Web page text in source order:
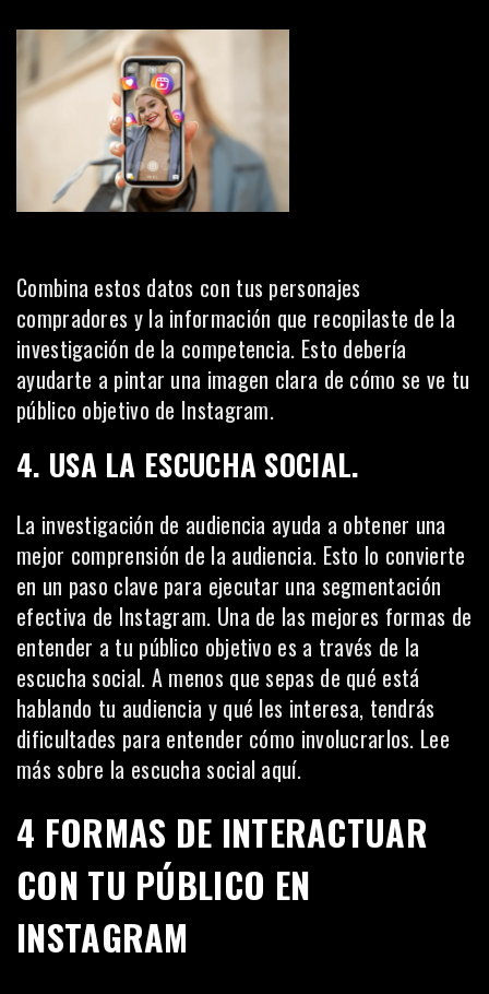
Combina estos datos con tus personajes
compradores y la información que recopilaste de la
investigación de la competencia. Esto debería
ayudarte a pintar una imagen clara de cómo se ve tu
público objetivo de Instagram.
4. USA LA ESCUCHA SOCIAL.
La investigación de audiencia ayuda a obtener una
mejor comprensión de la audiencia. Esto lo convierte
en un paso clave para ejecutar una segmentación
efectiva de Instagram. Una de las mejores formas de
entender a tu público objetivo es a través de la
escucha social. A menos que sepas de qué está
hablando tu audiencia y qué les interesa, tendrás
dificultades para entender cómo involucrarlos. Lee
más sobre la escucha social aquí.
4 FORMAS DE INTERACTUAR
CON TU PÚBLICO EN
INSTAGRAM